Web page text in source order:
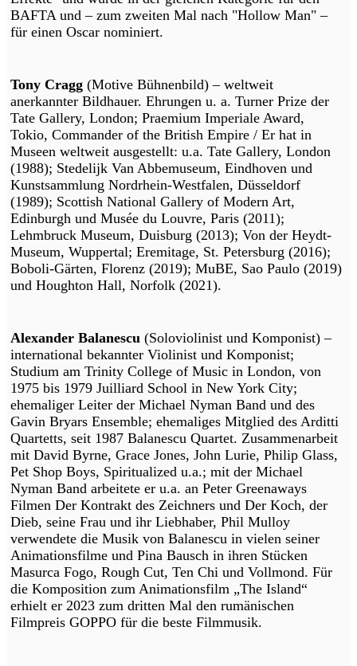
BAFTA und – zum zweiten Mal nach "Hollow Man" –
für einen Oscar nominiert.
Tony Cragg (Motive Bühnenbild) – weltweit
anerkannter Bildhauer. Ehrungen u. a. Turner Prize der
Tate Gallery, London; Praemium Imperiale Award,
Tokio, Commander of the British Empire / Er hat in
Museen weltweit ausgestellt: u.a. Tate Gallery, London
(1988); Stedelijk Van Abbemuseum, Eindhoven und
Kunstsammlung Nordrhein-Westfalen, Düsseldorf
(1989); Scottish National Gallery of Modern Art,
Edinburgh und Musée du Louvre, Paris (2011);
Lehmbruck Museum, Duisburg (2013); Von der Heydt-
Museum, Wuppertal; Eremitage, St. Petersburg (2016);
Boboli-Gärten, Florenz (2019); MuBE, Sao Paulo (2019)
und Houghton Hall, Norfolk (2021).
Alexander Balanescu (Soloviolinist und Komponist) –
international bekannter Violinist und Komponist;
Studium am Trinity College of Music in London, von
1975 bis 1979 Juilliard School in New York City;
ehemaliger Leiter der Michael Nyman Band und des
Gavin Bryars Ensemble; ehemaliges Mitglied des Arditti
Quartetts, seit 1987 Balanescu Quartet. Zusammenarbeit
mit David Byrne, Grace Jones, John Lurie, Philip Glass,
Pet Shop Boys, Spiritualized u.a.; mit der Michael
Nyman Band arbeitete er u.a. an Peter Greenaways
Filmen Der Kontrakt des Zeichners und Der Koch, der
Dieb, seine Frau und ihr Liebhaber, Phil Mulloy
verwendete die Musik von Balanescu in vielen seiner
Animationsfilme und Pina Bausch in ihren Stücken
Masurca Fogo, Rough Cut, Ten Chi und Vollmond. Für
die Komposition zum Animationsfilm „The Island“
erhielt er 2023 zum dritten Mal den rumänischen
Filmpreis GOPPO für die beste Filmmusik.